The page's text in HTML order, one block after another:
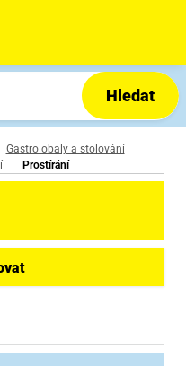
Hledat
Gastro obaly a stolování
Prostírání